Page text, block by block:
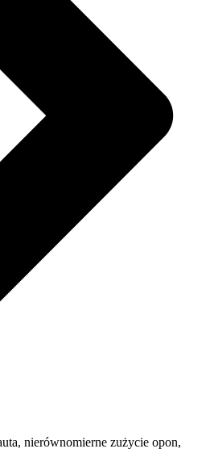
nierównomierne zużycie opon,